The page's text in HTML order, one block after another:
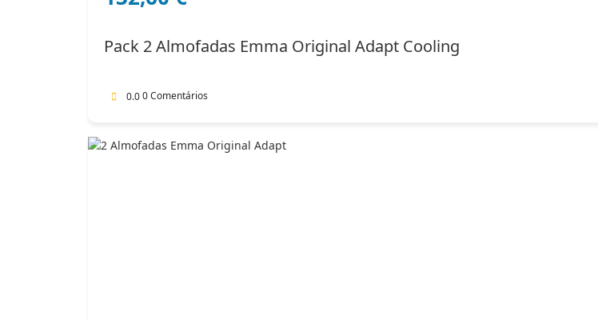
204,00 €.
132,60 €.
Pack 2 Almofadas Emma Original Adapt Cooling
0.00 Comentários